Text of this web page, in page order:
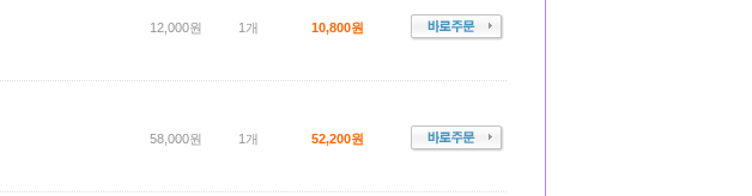
12,000원 1개 10,800원
58,000원 1개 52,200원